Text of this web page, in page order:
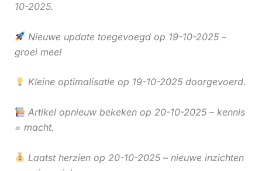
10-2025.
Nieuwe update toegevoegd op 19-10-2025 –
groei mee!
Kleine optimalisatie op 19-10-2025 doorgevoerd.
Artikel opnieuw bekeken op 20-10-2025 – kennis
= macht.
Laatst herzien op 20-10-2025 – nieuwe inzichten